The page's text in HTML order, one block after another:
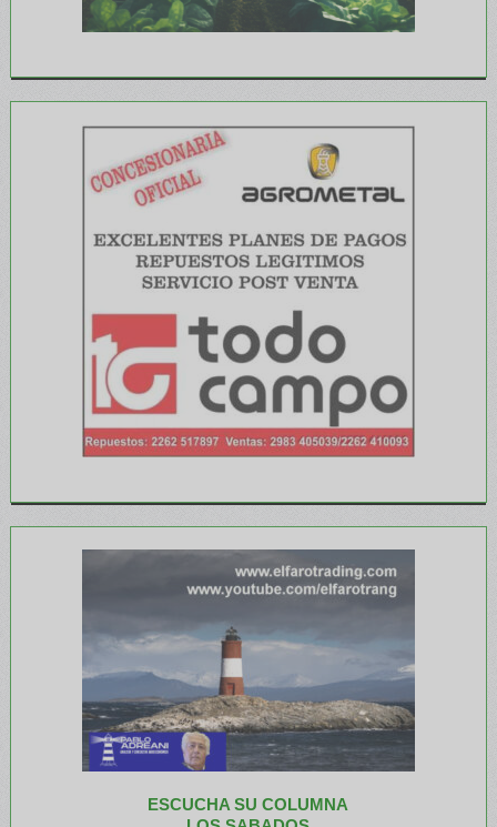
ESCUCHA SU COLUMNA